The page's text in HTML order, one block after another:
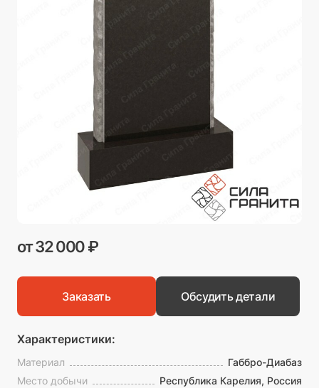
от 32 000 ₽
Характеристики:
Материал
Габбро-Диабаз
Место добычи
Республика Карелия, Россия
Заказать Обсудить детали